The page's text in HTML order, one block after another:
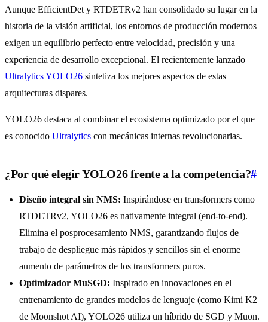
Aunque EfficientDet y RTDETRv2 han consolidado su lugar en la
historia de la visión artificial, los entornos de producción modernos
exigen un equilibrio perfecto entre velocidad, precisión y una
experiencia de desarrollo excepcional. El recientemente lanzado
Ultralytics YOLO26 sintetiza los mejores aspectos de estas
arquitecturas dispares.
YOLO26 destaca al combinar el ecosistema optimizado por el que
es conocido Ultralytics con mecánicas internas revolucionarias.
¿Por qué elegir YOLO26 frente a la competencia?#
Diseño integral sin NMS: Inspirándose en transformers como
RTDETRv2, YOLO26 es nativamente integral (end-to-end).
Elimina el posprocesamiento NMS, garantizando flujos de
trabajo de despliegue más rápidos y sencillos sin el enorme
aumento de parámetros de los transformers puros.
Optimizador MuSGD: Inspirado en innovaciones en el
entrenamiento de grandes modelos de lenguaje (como Kimi K2
de Moonshot AI), YOLO26 utiliza un híbrido de SGD y Muon.